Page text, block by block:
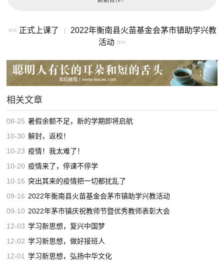
<< 正式上课了
2022年衡南县火苗基金会茅市镇助学兴教
活动 >>
相关文章
08-25 暑假余额不足，新的学期即将启航
10-30 解封，返校！
10-23 疫情！我太难了！
10-20 疫情来了，停课不停学
10-15 突出其来的疫情把一切都扰乱了
09-16 2022年衡南县火苗基金会茅市镇助学兴教活动
09-10 2022年茅市镇庆祝教师节暨优秀教师表彰大会
12-03 学习新思想，复兴中国梦
12-02 学习新思想，做好接班人
12-01 学习新思想，弘扬中华文化